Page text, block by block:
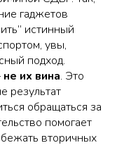
гаджетов
истинный
увы,
подход.
не их вина. Это
результат
обращаться за
помогает
вторичных